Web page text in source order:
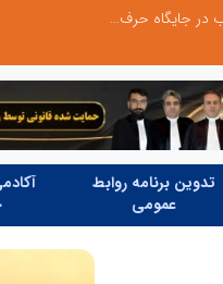
چیستی طراشعر از نگاه امین افضل‌پور؛ چگونه یک شاعر ایرانی با انقلاب در جایگاه حرف، شعر را از متن خطی به میدان ادراک بصری تبدیل کرد؟
تدوین برنامه روابط
عمومی